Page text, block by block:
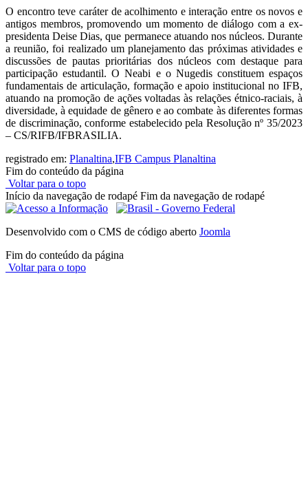
O encontro teve caráter de acolhimento e interação entre os novos e
antigos membros, promovendo um momento de diálogo com a ex-
presidenta Deise Dias, que permanece atuando nos núcleos. Durante
a reunião, foi realizado um planejamento das próximas atividades e
discussões de pautas prioritárias dos núcleos com destaque para
participação estudantil. O Neabi e o Nugedis constituem espaços
fundamentais de articulação, formação e apoio institucional no IFB,
atuando na promoção de ações voltadas às relações étnico-raciais, à
diversidade, à equidade de gênero e ao combate às diferentes formas
de discriminação, conforme estabelecido pela Resolução nº 35/2023
– CS/RIFB/IFBRASILIA.
registrado em: Planaltina,IFB Campus Planaltina
Fim do conteúdo da página
Voltar para o topo
Início da navegação de rodapé Fim da navegação de rodapé
Desenvolvido com o CMS de código aberto Joomla
Fim do conteúdo da página
Voltar para o topo